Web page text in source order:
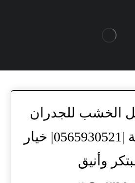
الخشب للجدران
في الشارقة |0565930521| خيار
وأنيق